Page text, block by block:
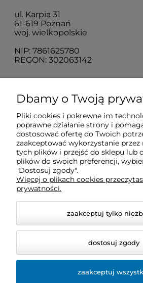
ul. Karpia 31
61-619 Poznań
woj. wielkopolskie
NIP: 7861625780
REGON: 302063142
O nas
Obsługa klienta
Pomoc
Moje konto
Dbamy o Twoją
Pliki cookies i pokrewne im
poprawne działanie strony i
dostosować ofertę do Twoich
zaakceptować wykorzystanie przez
tych plików i przejść do sklepu lub
plików do swoich preferencji,
"Dostosuj zgody".
Więcej o plikach cookies
prywatności.
zaakceptuj tylko
dostosuj zgody
zaakceptuj